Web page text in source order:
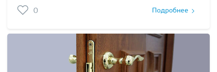
0 Подробнее